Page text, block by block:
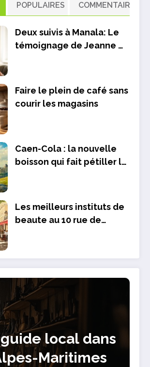
POPULAIRES COMMENTAIRE
Deux suivis à Manala: Le
témoignage de Jeanne et
Faire le plein de café sans
courir les magasins
Caen-Cola : la nouvelle
boisson qui fait pétiller la
Les meilleurs instituts de
beaute au 10 rue de
local dans
Maritimes